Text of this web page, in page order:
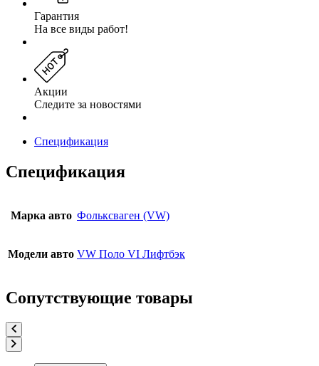
Гарантия
На все виды работ!
Акции
Следите за новостями
Спецификация
Спецификация
Марка авто Фольксваген (VW)
Модели авто VW Поло VI Лифтбэк
Сопутствующие товары